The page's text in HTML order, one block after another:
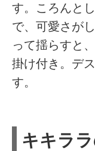
す。ころんと
で、可愛さが
って揺らすと
掛け付き。デ
す。
キキラ